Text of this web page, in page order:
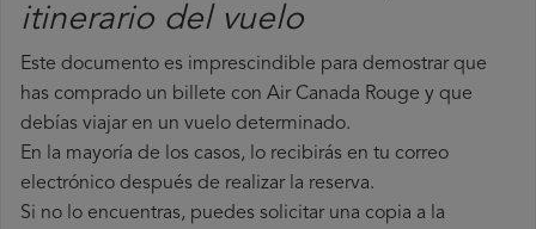
itinerario del vuelo
Este documento es imprescindible para demostrar que
has comprado un billete con Air Canada Rouge y que
debías viajar en un vuelo determinado.
En la mayoría de los casos, lo recibirás en tu correo
electrónico después de realizar la reserva.
Si no lo encuentras, puedes solicitar una copia a la